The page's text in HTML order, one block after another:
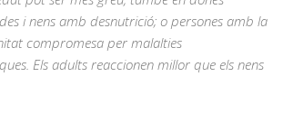
i nens amb desnutrició; o persones amb la
compromesa per malalties
Els adults reaccionen millor que els nens